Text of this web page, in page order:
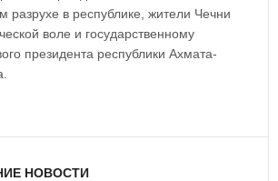
разрухе в республике, жители Чечни
воле и государственному
президента республики Ахмата-
НОВОСТИ